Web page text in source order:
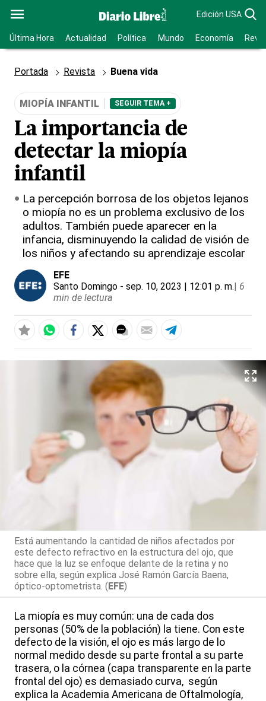
Edición USA
Última Hora Actualidad Política Mundo Economía
Portada Revista Buena vida
MIOPÍA INFANTIL SEGUIR TEMA +
La importancia de
detectar la miopía
infantil
La percepción borrosa de los objetos lejanos
o miopía no es un problema exclusivo de los
adultos. También puede aparecer en la
infancia, disminuyendo la calidad de visión de
los niños y afectando su aprendizaje escolar
EFE
Santo Domingo - sep. 10, 2023 | 12:01 p. m.| 6
min de lectura
Está aumentando la cantidad de niños afectados por
este defecto refractivo en la estructura del ojo, que
hace que la luz se enfoque delante de la retina y no
sobre ella, según explica José Ramón García Baena,
óptico-optometrista. (EFE)
La miopía es muy común: una de cada dos
personas (50% de la población) la tiene. Con este
defecto de la visión, el ojo es más largo de lo
normal medido desde su parte frontal a su parte
trasera, o la córnea (capa transparente en la parte
frontal del ojo) es demasiado curva, según
explica la Academia Americana de Oftalmología,